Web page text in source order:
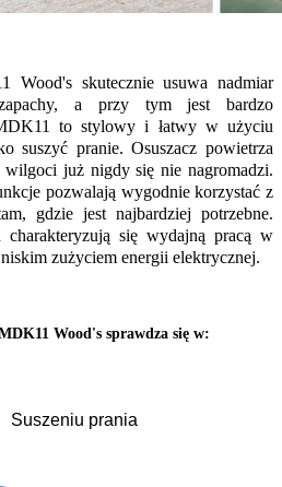
Wood's skutecznie usuwa nadmiar
a przy tym jest bardzo
to stylowy i łatwy w użyciu
suszyć pranie. Osuszacz powietrza
już nigdy się nie nagromadzi.
pozwalają wygodnie korzystać z
gdzie jest najbardziej potrzebne.
charakteryzują się wydajną pracą w
zużyciem energii elektrycznej.
Wood's sprawdza się w:
Suszeniu prania